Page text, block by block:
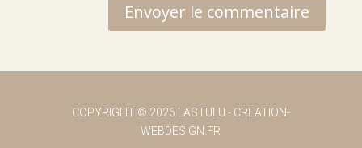
Envoyer le commentaire
COPYRIGHT © 2026 LASTULU - CREATION-
WEBDESIGN.FR